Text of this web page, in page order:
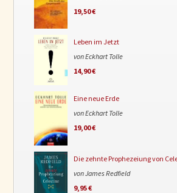
19,50 €
Leben im Jetzt
von Eckhart Tolle
14,90 €
Eine neue Erde
von Eckhart Tolle
19,00 €
Die zehnte Prophezeiung von
von James Redfield
9,95 €